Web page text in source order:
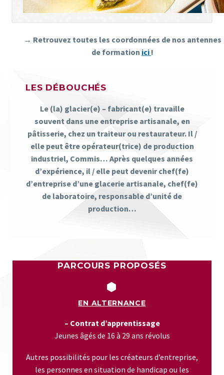
→ Retrouvez toutes les coordonnées de nos antennes
de formation ici !
LES DÉBOUCHÉS
Le (la) glacier(e) – fabricant(e) travaille
souvent dans une entreprise artisanale, en
pâtisserie, chez un traiteur ou restaurateur. Il /
elle peut être opérateur(trice) de production
industriel, Commis… Après quelques années
d’expérience, il / elle peut devenir chef(fe)
d’entreprise d’une glacerie artisanale, chef(fe)
de laboratoire, responsable d’unité de
production…
PARCOURS PROPOSÉS


EN ALTERNANCE
– Contrat d’apprentissage
Jeunes âgés de 16 à 29 ans révolus
Autres possibilités pour les créateurs d’entreprise,
les personnes en situation de handicap ou les